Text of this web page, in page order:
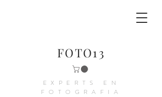
FOTO13
EXPERTS EN
FOTOGRAFIA